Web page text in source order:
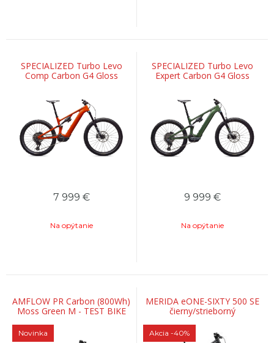
SPECIALIZED Turbo Levo
Comp Carbon G4 Gloss
Orange Tint Over Silver Dust
7 999 €
Na opýtanie
SPECIALIZED Turbo Levo
Expert Carbon G4 Gloss
Cypress Metallic / Silver Dust
9 999 €
Na opýtanie
AMFLOW PR Carbon (800Wh)
Moss Green M - TEST BIKE
Novinka
MERIDA eONE-SIXTY 500 SE
čierny/strieborný
Akcia -40%